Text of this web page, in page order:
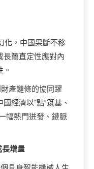
化，中國果斷不移
長簡直定性應對內
產鏈條的協同躍
經濟以“點”筑基、
幅熱門迸發、鏈脈
長增量